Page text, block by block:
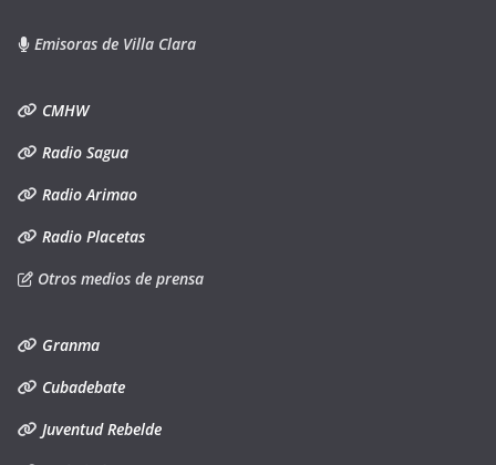
Emisoras de Villa Clara
CMHW
Radio Sagua
Radio Arimao
Radio Placetas
Otros medios de prensa
Granma
Cubadebate
Juventud Rebelde